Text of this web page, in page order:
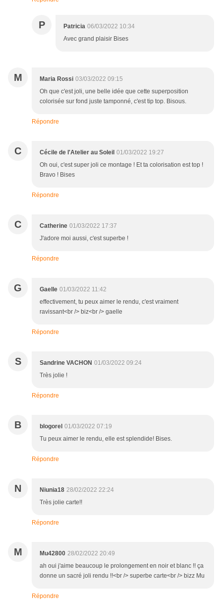
P Patricia 06/03/2022 10:34
Avec grand plaisir Bises
M Maria Rossi 03/03/2022 09:15
Oh que c'est joli, une belle idée que cette superposition
colorisée sur fond juste tamponné, c'est tip top. Bisous.
Répondre
C Cécile de l'Atelier au Soleil 01/03/2022 19:27
Oh oui, c'est super joli ce montage ! Et ta colorisation est top !
Bravo ! Bises
Répondre
C Catherine 01/03/2022 17:37
J'adore moi aussi, c'est superbe !
Répondre
G Gaelle 01/03/2022 11:42
effectivement, tu peux aimer le rendu, c'est vraiment
ravissant<br /> biz<br /> gaelle
Répondre
S Sandrine VACHON 01/03/2022 09:24
Très jolie !
Répondre
B blogorel 01/03/2022 07:19
Tu peux aimer le rendu, elle est splendide! Bises.
Répondre
N Niunia18 28/02/2022 22:24
Très jolie carte!!
Répondre
M Mu42800 28/02/2022 20:49
ah oui j'aime beaucoup le prolongement en noir et blanc !! ça
donne un sacré joli rendu !!<br /> superbe carte<br /> bizz Mu
Répondre